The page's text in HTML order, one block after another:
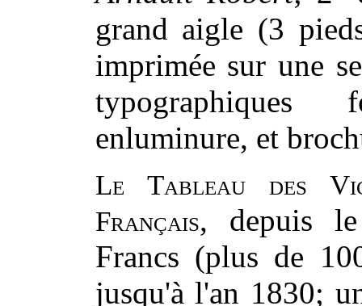
grand aigle (3
imprimée sur une
enluminure, et
Le Tableau des
Français, depuis
Francs (plus de
jusqu'à l'an 1830;